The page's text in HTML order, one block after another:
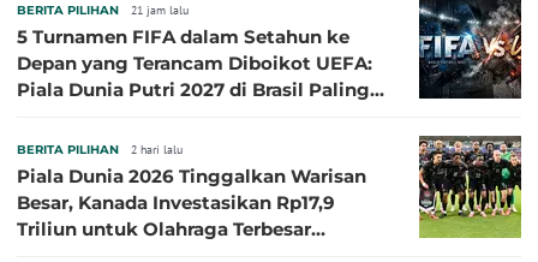
BERITA PILIHAN 21 jam lalu
5 Turnamen FIFA dalam Setahun ke
Depan yang Terancam Diboikot UEFA:
Piala Dunia Putri 2027 di Brasil Paling
BERITA PILIHAN 2 hari lalu
Piala Dunia 2026 Tinggalkan Warisan
Besar, Kanada Investasikan Rp17,9
Triliun untuk Olahraga Terbesar